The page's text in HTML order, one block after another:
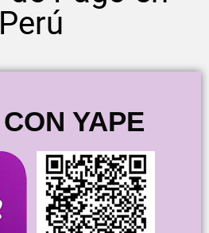
Perú
YAPE